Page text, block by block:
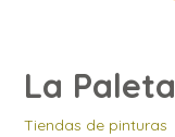
La Paleta
Tiendas de pinturas